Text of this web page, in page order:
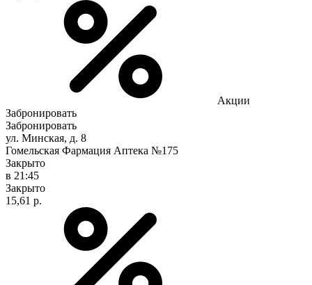
Акции
Забронировать
Забронировать
ул. Минская, д. 8
Гомельская Фармация Аптека №175
Закрыто
в 21:45
Закрыто
15,61 р.